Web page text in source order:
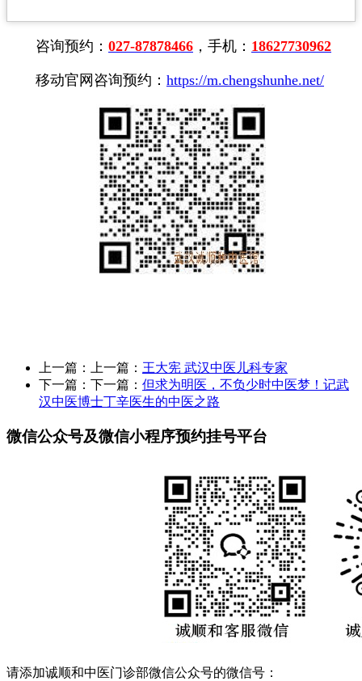
咨询预约： 027-87878466 ，手机： 18627730962
移动官网咨询预约： https://m.chengshunhe.net/
上一篇：上一篇： 王大宪 武汉中医儿科专家
下一篇：下一篇： 但求为明医，不负少时中医梦！记武
汉中医博士丁辛医生的中医之路
微信公众号及微信小程序预约挂号平台
请添加诚顺和中医门诊部微信公众号的微信号：